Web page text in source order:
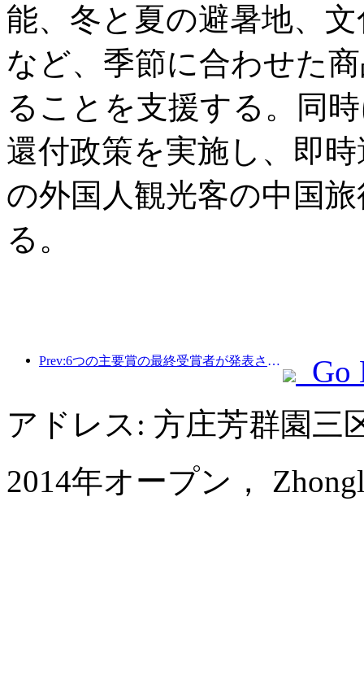
能、冬と夏の避暑地、
など、季節に合わせた
ることを支援する。同
還付政策を実施し、即
の外国人観光客の中国
る。
Prev:6つの主要賞の最終受賞者が発表され、100を超えるホテルや企業が年間賞を受賞しました。
Go
アドレス: 方庄芳群園三
2014年オープン，